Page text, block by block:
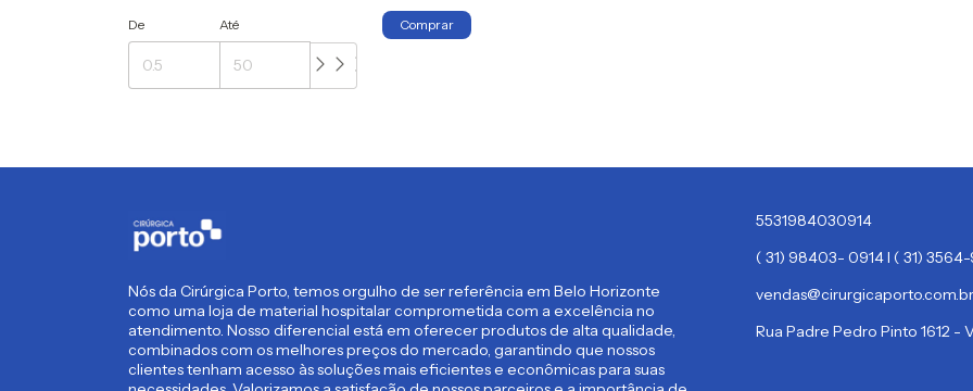
De Até
Nós da Cirúrgica Porto, temos orgulho de ser referência em Belo Horizonte
como uma loja de material hospitalar comprometida com a excelência no
atendimento. Nosso diferencial está em oferecer produtos de alta qualidade,
combinados com os melhores preços do mercado, garantindo que nossos
clientes tenham acesso às soluções mais eficientes e econômicas para suas
5531984030914
( 31) 98403- 0914 I ( 31)
vendas@cirurgicaporto.com.br
Rua Padre Pedro Pinto 1612 -